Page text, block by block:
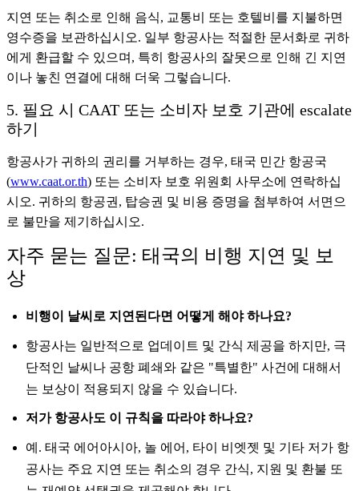
지연 또는 취소로 인해 음식, 교통비 또는 호텔비를 지불하면
영수증을 보관하십시오. 일부 항공사는 적절한 문서화로 귀하
에게 환급할 수 있으며, 특히 항공사의 잘못으로 인해 긴 지연
이나 놓친 연결에 대해 더욱 그렇습니다.
5. 필요 시 CAAT 또는 소비자 보호 기관에 escalate
하기
항공사가 귀하의 권리를 거부하는 경우, 태국 민간 항공국
(www.caat.or.th) 또는 소비자 보호 위원회 사무소에 연락하십
시오. 귀하의 항공권, 탑승권 및 비용 증명을 첨부하여 서면으
로 불만을 제기하십시오.
자주 묻는 질문: 태국의 비행 지연 및 보
상
비행이 날씨로 지연된다면 어떻게 해야 하나요?
항공사는 일반적으로 업데이트 및 간식 제공을 하지만, 극
단적인 날씨나 공항 폐쇄와 같은 "특별한" 사건에 대해서
는 보상이 적용되지 않을 수 있습니다.
저가 항공사도 이 규칙을 따라야 하나요?
예. 태국 에어아시아, 놀 에어, 타이 비엣젯 및 기타 저가 항
공사는 주요 지연 또는 취소의 경우 간식, 지원 및 환불 또